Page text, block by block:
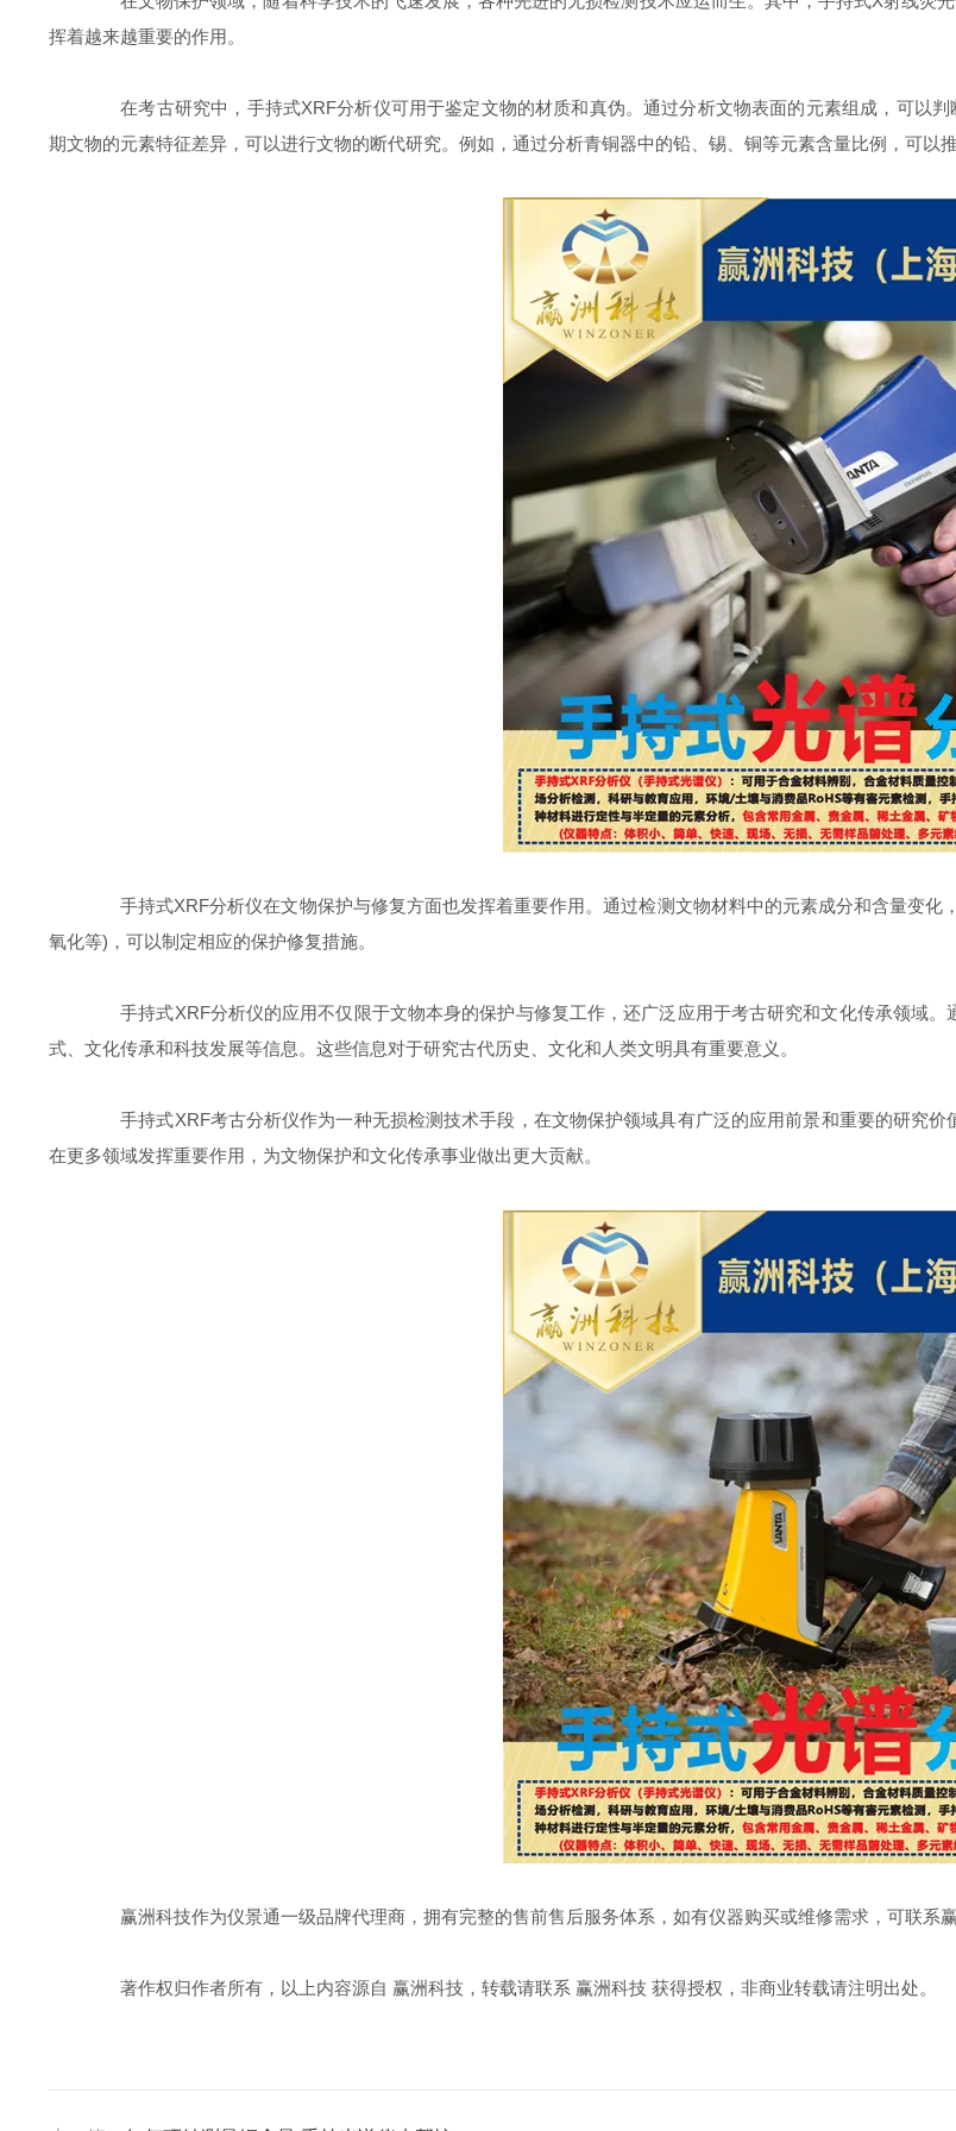
挥着越来越重要的作用。
在考古研究中，手持式XRF分析仪可用于鉴定文物的材质和真伪。通过分析文物表面的元素组成，可以
期文物的元素特征差异，可以进行文物的断代研究。例如，通过分析青铜器中的铅、锡、铜等元素含量比例，可以
手持式XRF分析仪在文物保护与修复方面也发挥着重要作用。通过检测文物材料中的元素成分和含量变化
氧化等)，可以制定相应的保护修复措施。
手持式XRF分析仪的应用不仅限于文物本身的保护与修复工作，还广泛应用于考古研究和文化传承领域。
式、文化传承和科技发展等信息。这些信息对于研究古代历史、文化和人类文明具有重要意义。
手持式XRF考古分析仪作为一种无损检测技术手段，在文物保护领域具有广泛的应用前景和重要的研究价
在更多领域发挥重要作用，为文物保护和文化传承事业做出更大贡献。
赢洲科技作为仪景通一级品牌代理商，拥有完整的售前售后服务体系，如有仪器购买或维修需求，可联系赢
著作权归作者所有，以上内容源自 赢洲科技，转载请联系 赢洲科技 获得授权，非商业转载请注明出处。